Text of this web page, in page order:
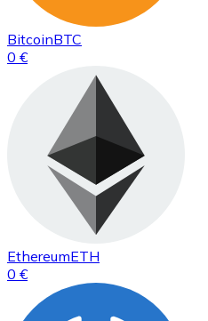
BitcoinBTC
0 €
EthereumETH
0 €